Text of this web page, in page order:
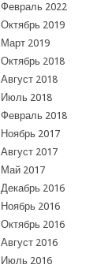
Февраль 2022
Октябрь 2019
Март 2019
Октябрь 2018
Август 2018
Июль 2018
Февраль 2018
Ноябрь 2017
Август 2017
Май 2017
Декабрь 2016
Ноябрь 2016
Октябрь 2016
Август 2016
Июль 2016